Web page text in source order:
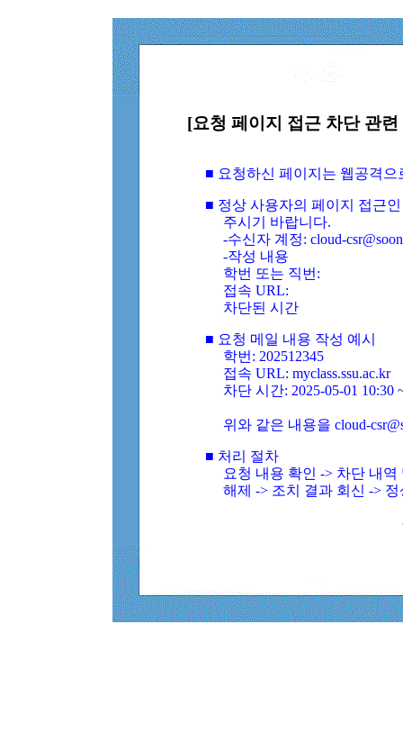
[요청 페이지 접근 차단 관
■ 요청하신 페이지는 웹공격
■ 정상 사용자의 페이지 접근
주시기 바랍니다.
-수신자 계정: cloud-
-작성 내용
학번 또는 직번:
접속 URL:
차단된 시간
■ 요청 메일 내용 작성 예시
학번: 202512345
접속 URL: myclass.ssu.ac.kr
차단 시간: 2025-05-01 10:30
위와 같은 내용을 cloud-
■ 처리 절차
요청 내용 확인 -> 차단 내
해제 -> 조치 결과 회신 ->